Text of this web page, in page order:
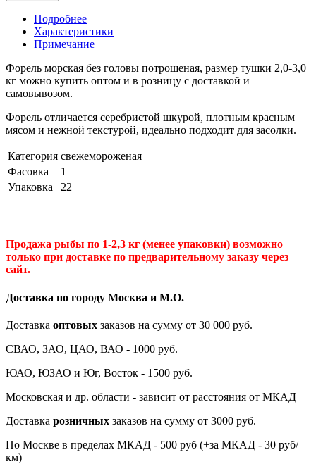
Подробнее
Характеристики
Примечание
Форель морская без головы потрошеная, размер тушки 2,0-3,0
кг можно купить оптом и в розницу с доставкой и
самовывозом.
Форель отличается серебристой шкурой, плотным красным
мясом и нежной текстурой, идеально подходит для засолки.
Категория свежемороженая
Фасовка
1
Упаковка
22
Продажа рыбы по 1-2,3 кг (менее упаковки) возможно
только при доставке по предварительному заказу через
сайт.
Доставка по городу Москва и М.О.
Доставка оптовых заказов на сумму от 30 000 руб.
СВАО, ЗАО, ЦАО, ВАО - 1000 руб.
ЮАО, ЮЗАО и Юг, Восток - 1500 руб.
Московская и др. области - зависит от расстояния от МКАД
Доставка розничных заказов на сумму от 3000 руб.
По Москве в пределах МКАД - 500 руб (+за МКАД - 30 руб/
км)